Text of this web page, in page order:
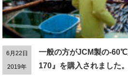
6月22日
2019年
一般の方がJCM製の-
170』を購入されました。